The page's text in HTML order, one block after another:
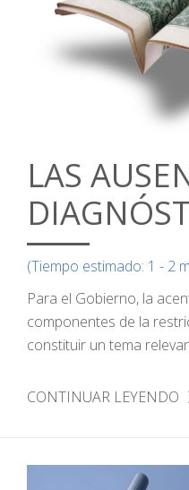
LAS
(Tiempo estimado: 1 - 2
Para el Gobierno, la
componentes de la
constituir un tema
CONTINUAR LEYENDO